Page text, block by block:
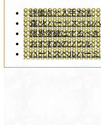
評価点と入手方法
森/火ハートスペル
限界突破はするべき
おすすめのソウル
ハートスペルハー